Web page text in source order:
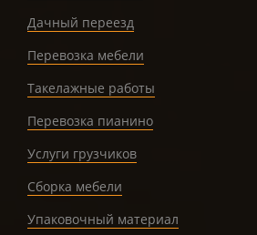
Дачный переезд
Перевозка мебели
Такелажные работы
Перевозка пианино
Услуги грузчиков
Сборка мебели
Упаковочный материал